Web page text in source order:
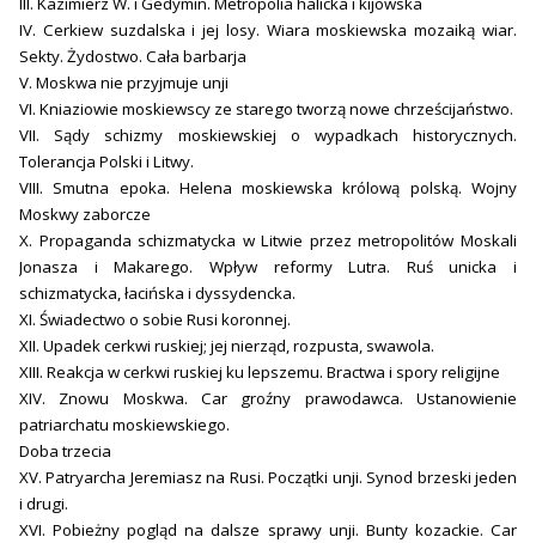
IV. Cerkiew suzdalska i jej losy. Wiara moskiewska mozaiką wiar.
Sekty. Żydostwo. Cała barbarja
V. Moskwa nie przyjmuje unji
VI. Kniaziowie moskiewscy ze starego tworzą nowe chrześcijaństwo.
VII. Sądy schizmy moskiewskiej o wypadkach historycznych.
Tolerancja Polski i Litwy.
VIII. Smutna epoka. Helena moskiewska królową polską. Wojny
Moskwy zaborcze
X. Propaganda schizmatycka w Litwie przez metropolitów Moskali
Jonasza i Makarego. Wpływ reformy Lutra. Ruś unicka i
schizmatycka, łacińska i dyssydencka.
XI. Świadectwo o sobie Rusi koronnej.
XII. Upadek cerkwi ruskiej; jej nierząd, rozpusta, swawola.
XIII. Reakcja w cerkwi ruskiej ku lepszemu. Bractwa i spory religijne
XIV. Znowu Moskwa. Car groźny prawodawca. Ustanowienie
patriarchatu moskiewskiego.
Doba trzecia
XV. Patryarcha Jeremiasz na Rusi. Początki unji. Synod brzeski jeden
i drugi.
XVI. Pobieżny pogląd na dalsze sprawy unji. Bunty kozackie. Car